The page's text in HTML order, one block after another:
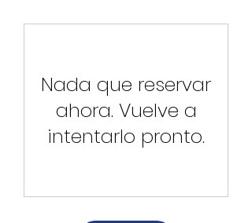
Nada que reservar
ahora. Vuelve a
intentarlo pronto.